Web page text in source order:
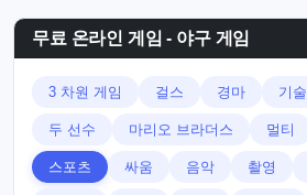
무료 온라인 게임 - 야구 게임
3 차원 게임 걸스 경마 기술
두 선수 마리오 브라더스 멀티
스포츠 싸움 음악 촬영